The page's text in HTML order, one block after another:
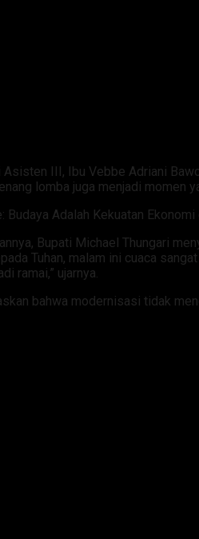
III, Ibu Vebbe Adriani
lomba juga menjadi momen
Budaya Adalah Kekuatan
Bupati Michael Thungari
Tuhan, malam ini cuaca
ramai,” ujarnya.
bahwa modernisasi tidak